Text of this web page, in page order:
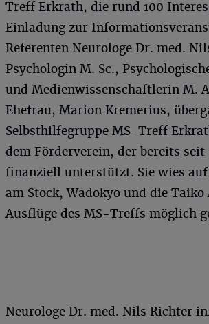
Treff Erkrath, die rund 100
Einladung zur
Referenten Neurologe Dr. med.
Psychologin M. Sc.,
und Medienwissenschaftlerin M.
Ehefrau, Marion Kremerius,
Selbsthilfegruppe MS-Treff
dem Förderverein, der bereits
finanziell unterstützt. Sie wies
am Stock, Wadokyo und die
Ausflüge des MS-Treffs möglich
Neurologe Dr. med. Nils Richter